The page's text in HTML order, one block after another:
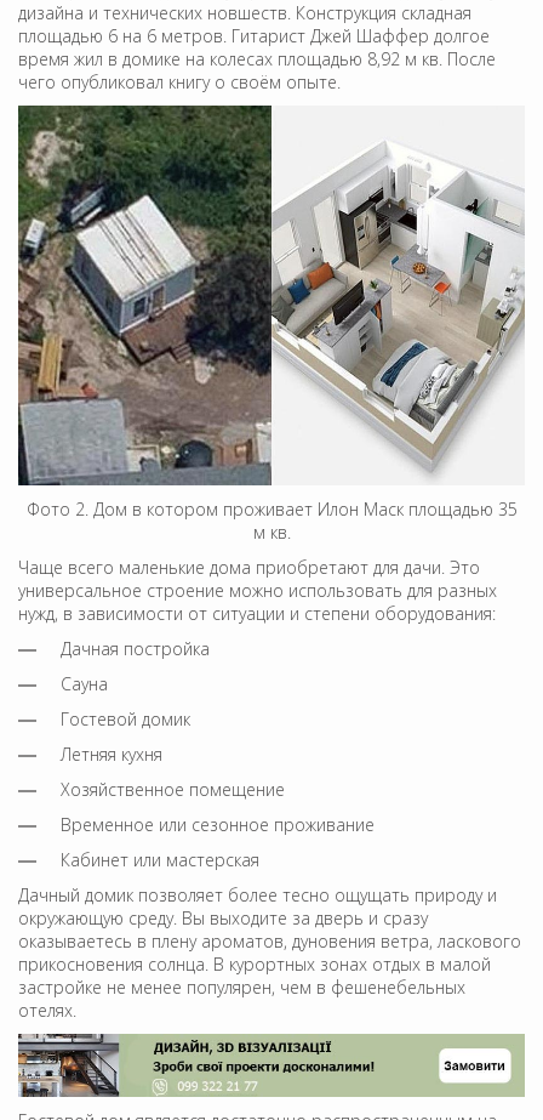
дизайна и технических новшеств. Конструкция складная
площадью 6 на 6 метров. Гитарист Джей Шаффер долгое
время жил в домике на колесах площадью 8,92 м кв. После
чего опубликовал книгу о своём опыте.
Фото 2. Дом в котором проживает Илон Маск площадью 35
м кв.
Чаще всего маленькие дома приобретают для дачи. Это
универсальное строение можно использовать для разных
нужд, в зависимости от ситуации и степени оборудования:
Дачная постройка
Сауна
Гостевой домик
Летняя кухня
Хозяйственное помещение
Временное или сезонное проживание
Кабинет или мастерская
Дачный домик позволяет более тесно ощущать природу и
окружающую среду. Вы выходите за дверь и сразу
оказываетесь в плену ароматов, дуновения ветра, ласкового
прикосновения солнца. В курортных зонах отдых в малой
застройке не менее популярен, чем в фешенебельных
отелях.